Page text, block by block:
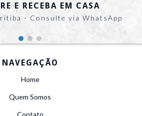
E RECEBA EM CASA
- Consulte via WhatsApp
NAVEGAÇÃO
Home
Quem Somos
Contato